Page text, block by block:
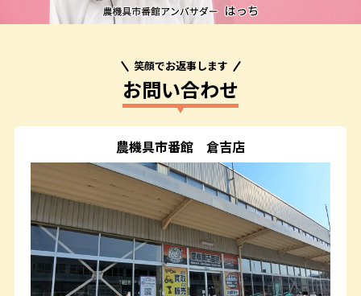
笑顔でお返事します
お問い合わせ
農機具市番館 倉吉店